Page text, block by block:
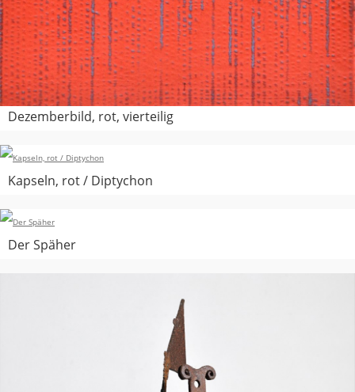
Dezemberbild, rot, vierteilig
Kapseln, rot / Diptychon
Der Späher